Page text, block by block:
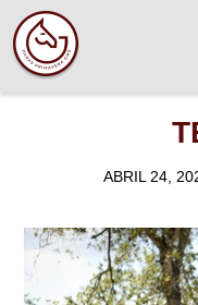
ABRIL 24,